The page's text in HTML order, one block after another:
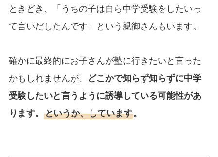
ときどき、「うちの子は自ら中学受験をしたいっ
て言いだしたんです」という親御さんもいます。
確かに最終的にお子さんが塾に行きたいと言った
かもしれませんが、
どこかで知らず知らずに中学
受験したいと言うように誘導している可能性があ
ります。 というか、しています。